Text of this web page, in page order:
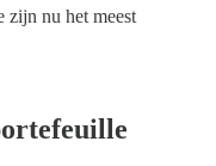
zijn nu het meest